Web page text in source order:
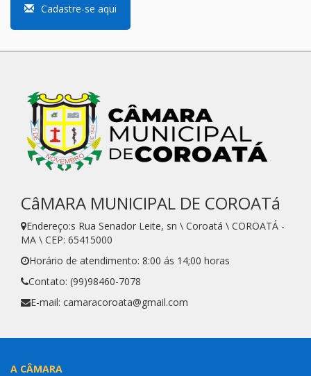
Cadastre-se aqui
CâMARA MUNICIPAL DE COROATá
Endereço:s Rua Senador Leite, sn \ Coroatá \ COROATÁ -
MA \ CEP: 65415000
Horário de atendimento: 8:00 ás 14;00 horas
Contato: (99)98460-7078
E-mail: camaracoroata@gmail.com
A CÂMARA